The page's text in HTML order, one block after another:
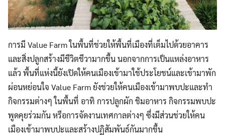
การมี Value Farm ในพื้นที่ช่วยให้พื้นที่เมืองที่เต็มไปด้วยอาคาร
และสิ่งปลูกสร้างมีชีวิตชีวามากขึ้น นอกจากการเป็นแหล่งอาหาร
แล้ว พื้นที่แห่งนี้ยังเปิดให้คนเมืองเข้ามาใช้ประโยชน์และเข้ามาพัก
ผ่อนหย่อนใจ Value Farm ยังช่วยให้คนเมืองเข้ามาพบปะและทำ
กิจกรรมต่างๆ ในพื้นที่ อาทิ การปลูกผัก ชิมอาหาร กิจกรรมพบปะ
พูดคุยร่วมกัน หรือการจัดงานเทศกาลต่างๆ ซึ่งมีส่วนช่วยให้คน
เมืองเข้ามาพบปะและสร้างปฏิสัมพันธ์กันมากขึ้น